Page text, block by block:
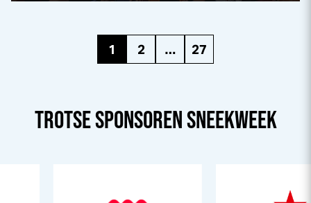
1 2 … 27
TROTSE SPONSORENSNEEKWEEK